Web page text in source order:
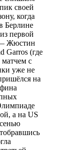
своей
когда
Берлине
первой
— Жюстин
Garros (где
с
уже не
на
а на US